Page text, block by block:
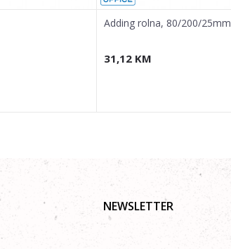
Adding rolna, 80/200/25mm
31,12 KM
NEWSLETTER